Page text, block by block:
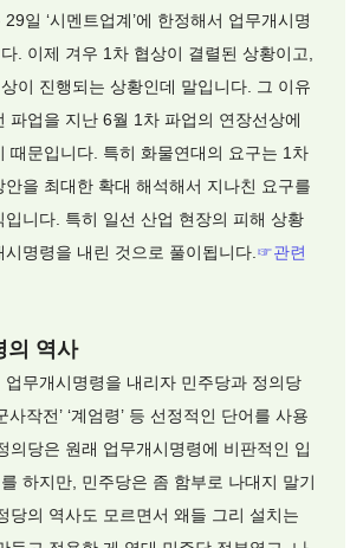
일 ‘시멘트업계’에 한정해서 업무개시명
. 이제 겨우 1차 협상이 결렬된 상황이고,
이 진행되는 상황인데 말입니다. 그 이유
파업을 지난 6월 1차 파업의 연장선상에
때문입니다. 특히 화물연대의 요구는 1차
을 최대한 확대 해석해서 지나친 요구를
입니다. 특히 일선 산업 현장의 피해 상황
명령을 내린 것으로 풀이됩니다. ☞관련
의 역사
업무개시명령을 내리자 민주당과 정의당
사작전’ ‘계엄령’ 등 선정적인 단어를 사용
의당은 원래 업무개시명령에 비판적인 입
하지만, 민주당은 좀 함부로 나대지 말기
당의 역사도 모르면서 왜들 그리 설치는